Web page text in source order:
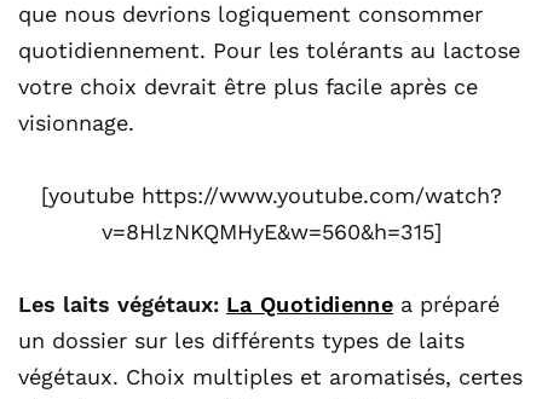
que nous devrions logiquement consommer
quotidiennement. Pour les tolérants au lactose
votre choix devrait être plus facile après ce
visionnage.
[youtube https://www.youtube.com/watch?
v=8HlzNKQMHyE&w=560&h=315]
Les laits végétaux: La Quotidienne a préparé
un dossier sur les différents types de laits
végétaux. Choix multiples et aromatisés, certes